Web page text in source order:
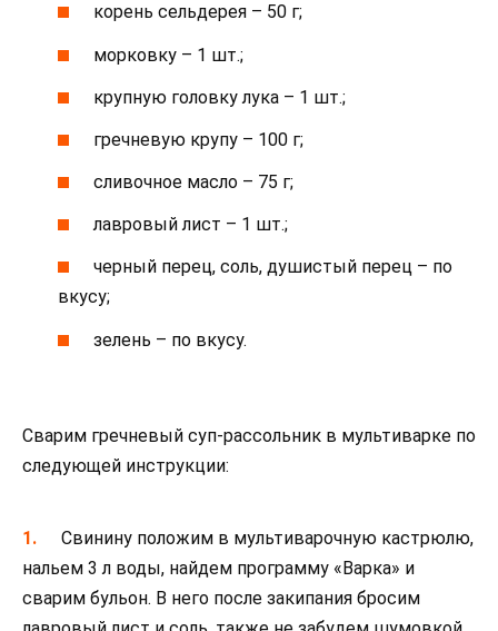
корень сельдерея – 50 г;
морковку – 1 шт.;
крупную головку лука – 1 шт.;
гречневую крупу – 100 г;
сливочное масло – 75 г;
лавровый лист – 1 шт.;
черный перец, соль, душистый перец – по
вкусу;
зелень – по вкусу.
Сварим гречневый суп-рассольник в мультиварке по
следующей инструкции:
Свинину положим в мультиварочную кастрюлю,
нальем 3 л воды, найдем программу «Варка» и
сварим бульон. В него после закипания бросим